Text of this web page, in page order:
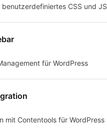
CSS und JS
für WordPress
mit Contentools für WordPress